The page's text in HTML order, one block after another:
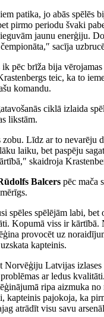
patika, jo abās spēlēs
pirmo periodu švaki
jaunu enerģiju.
sacīja
pēc brīža bija
teic, ka to
komandu.
ciklā izlaida
likstām.
Līdz ar to nevarēju
laiku, bet paspēju
skaidroja
Balcers pēc mača
spēles spēlējām labi, bet
Kopumā viss ir kārtībā.
provocēt uz
kapteinis.
Norvēģiju Latvijas
ar ledus
ripa aizmuka no
kapteinis pajokoja, ka
atrādīt visu savu